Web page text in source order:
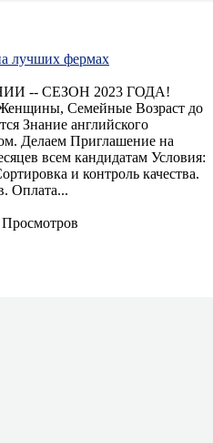
лучших фермах
-- СЕЗОН 2023 ГОДА!
Семейные Возраст до
Знание английского
Делаем Приглашение на
всем кандидатам Условия:
и контроль качества.
Оплата...
Просмотров